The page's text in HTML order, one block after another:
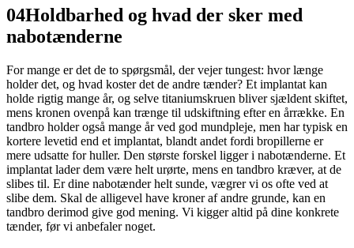
04Holdbarhed og hvad der sker med
nabotænderne
For mange er det de to spørgsmål, der vejer tungest: hvor længe
holder det, og hvad koster det de andre tænder? Et implantat kan
holde rigtig mange år, og selve titaniumskruen bliver sjældent skiftet,
mens kronen ovenpå kan trænge til udskiftning efter en årrække. En
tandbro holder også mange år ved god mundpleje, men har typisk en
kortere levetid end et implantat, blandt andet fordi bropillerne er
mere udsatte for huller. Den største forskel ligger i nabotænderne. Et
implantat lader dem være helt urørte, mens en tandbro kræver, at de
slibes til. Er dine nabotænder helt sunde, vægrer vi os ofte ved at
slibe dem. Skal de alligevel have kroner af andre grunde, kan en
tandbro derimod give god mening. Vi kigger altid på dine konkrete
tænder, før vi anbefaler noget.